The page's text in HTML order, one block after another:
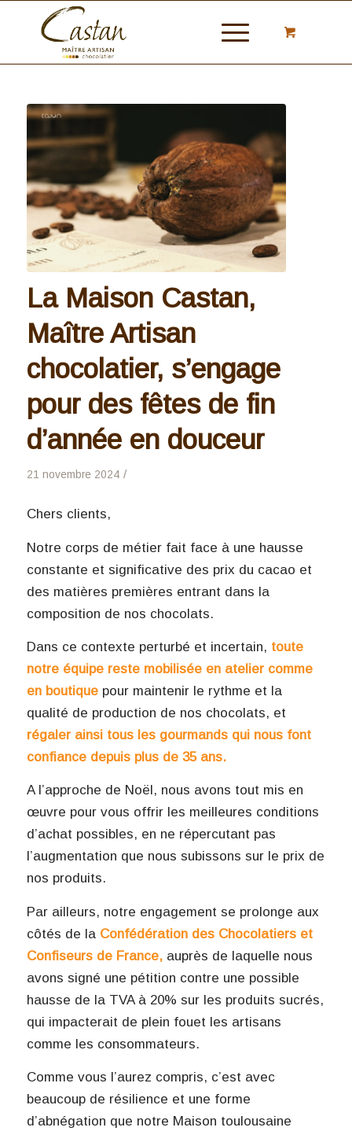
La Maison Castan,
Maître Artisan
chocolatier, s’engage
pour des fêtes de fin
d’année en douceur
21 novembre 2024 /
Chers clients,
Notre corps de métier fait face à une hausse
constante et significative des prix du cacao et
des matières premières entrant dans la
composition de nos chocolats.
Dans ce contexte perturbé et incertain, toute
notre équipe reste mobilisée en atelier comme
en boutiquepour maintenir le rythme et la
qualité de production de nos chocolats, et
régaler ainsi tous les gourmands qui nous font
confiance depuis plus de 35 ans.
A l’approche de Noël, nous avons tout mis en
œuvre pour vous offrir les meilleures conditions
d’achat possibles, en ne répercutant pas
l’augmentation que nous subissons sur le prix de
nos produits.
Par ailleurs, notre engagement se prolonge aux
côtés de la Confédération des Chocolatiers et
Confiseurs de France,auprès de laquelle nous
avons signé une pétition contre une possible
hausse de la TVA à 20% sur les produits sucrés,
qui impacterait de plein fouet les artisans
comme les consommateurs.
Comme vous l’aurez compris, c’est avec
beaucoup de résilience et une forme
d’abnégation que notre Maison toulousaine